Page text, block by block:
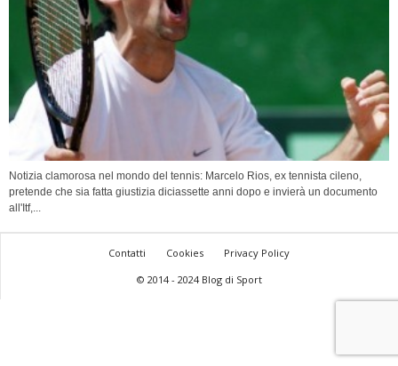
Notizia clamorosa nel mondo del tennis: Marcelo Rios, ex tennista cileno,
pretende che sia fatta giustizia diciassette anni dopo e invierà un documento
all'Itf,...
Contatti Cookies
Privacy Policy
© 2014 - 2024 Blog di Sport